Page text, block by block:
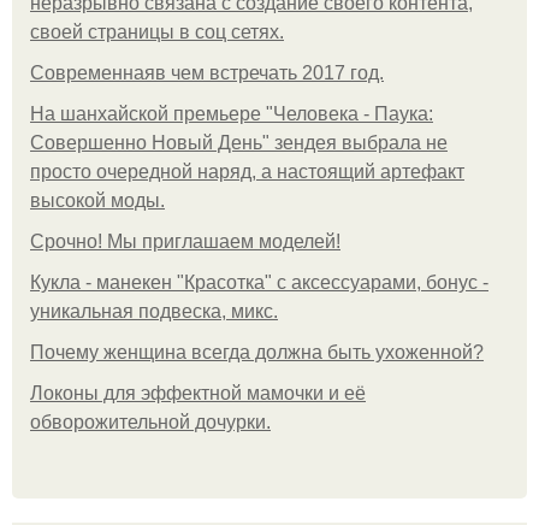
своей страницы в соц сетях.
Современнаяв чем встречать 2017 год.
На шанхайской премьере "Человека - Паука:
Совершенно Новый День" зендея выбрала не
просто очередной наряд, а настоящий артефакт
высокой моды.
Срочно! Мы приглашаем моделей!
Кукла - манекен "Красотка" с аксессуарами, бонус -
уникальная подвеска, микс.
Почему женщина всегда должна быть ухоженной?
Локоны для эффектной мамочки и её
обворожительной дочурки.